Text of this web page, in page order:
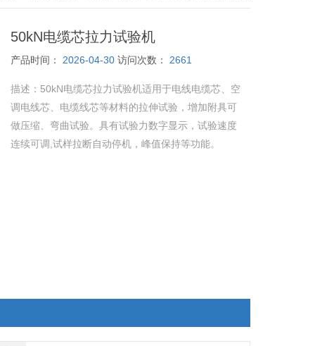
50kN电缆芯拉力试验机
产品时间： 2026-04-30 访问次数： 2661
描述： 50kN电缆芯拉力试验机适用于电线电缆芯、空
调电线芯、电缆线芯等材料的拉伸试验，增加附具可
做压缩、弯曲试验。具有试验力数字显示，试验速度
连续可调,试样拉断自动停机，峰值保持等功能。